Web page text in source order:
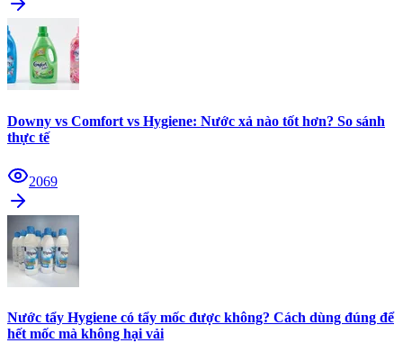
Downy vs Comfort vs Hygiene: Nước xả nào tốt hơn? So sánh
thực tế
2069
Nước tẩy Hygiene có tẩy mốc được không? Cách dùng đúng để
hết mốc mà không hại vải